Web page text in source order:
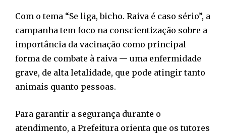
Com o tema “Se liga, bicho. Raiva é caso sério”, a
campanha tem foco na conscientização sobre a
importância da vacinação como principal
forma de combate à raiva — uma enfermidade
grave, de alta letalidade, que pode atingir tanto
animais quanto pessoas.
Para garantir a segurança durante o
atendimento, a Prefeitura orienta que os tutores